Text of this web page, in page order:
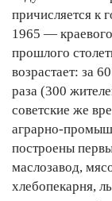
причисляется к
1965 —
прошлого
возрастает: за
раза (300
советские же
аграрно-
построены
маслозавод,
хлебопекарня,